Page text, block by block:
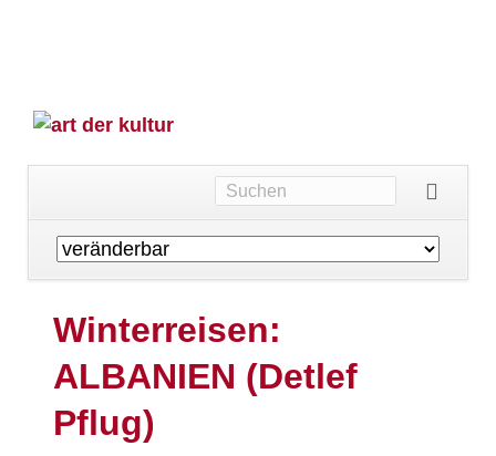
Navigation
überspringen
Winterreisen:
ALBANIEN (Detlef
Pflug)